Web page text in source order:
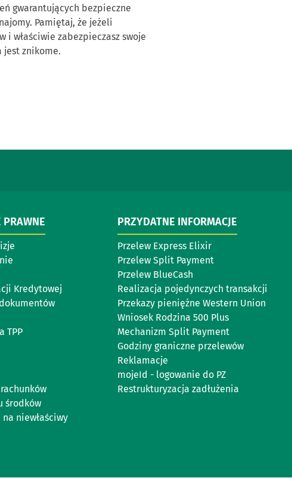
gwarantujących bezpieczne
Pamiętaj, że jeżeli
i właściwie zabezpieczasz swoje
jest znikome.
PRAWNE
Kredytowej
TPP
środków
niewłaściwy
PRZYDATNE INFORMACJE
Przelew Express Elixir
Przelew Split Payment
Przelew BlueCash
Realizacja pojedynczych transakcji
Przekazy pieniężne Western Union
Wniosek Rodzina 500 Plus
Mechanizm Split Payment
Godziny graniczne przelewów
Reklamacje
mojeId - logowanie do PZ
Restrukturyzacja zadłużenia